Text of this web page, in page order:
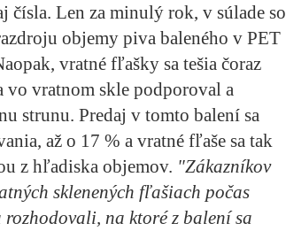
Len za minulý rok, v súlade so
objemy piva baleného v PET
vratné fľašky sa tešia čoraz
vratnom skle podporoval a
strunu. Predaj v tomto balení sa
až o 17 % a vratné fľaše sa tak
z hľadiska objemov. "Zákazníkov
sklenených fľašiach počas
na ktoré z balení sa